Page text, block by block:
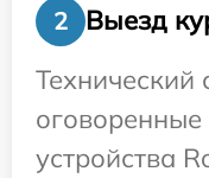
2
Выезд
Технический
устройства